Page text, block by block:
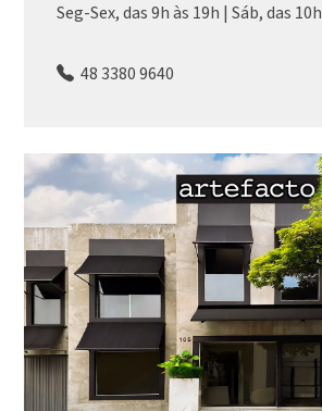
Seg-Sex, das 9h às 19h | Sáb, das
48 3380 9640